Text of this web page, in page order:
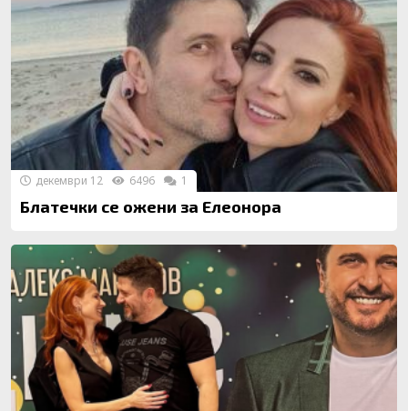
Блатечки се ожени за Елеонора
декември 12 6496 1